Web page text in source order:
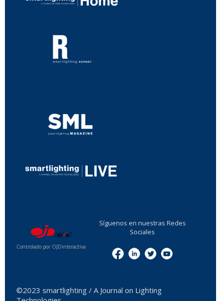
Controlado por OJDinteractiva
Síguenos en nuestras Redes
Sociales
©2023 smartlighting / A Journal on Lighting